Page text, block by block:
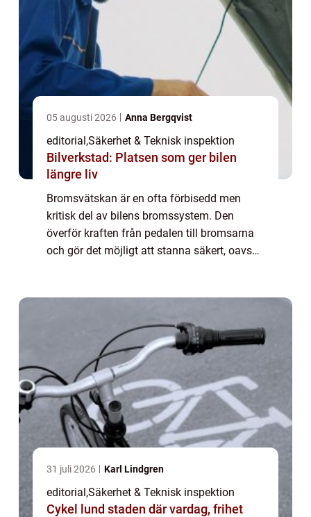
05 augusti 2026 Anna Bergqvist
editorial,Säkerhet & Teknisk inspektion
Bilverkstad: Platsen som ger bilen
längre liv
Bromsvätskan är en ofta förbisedd men
kritisk del av bilens bromssystem. Den
överför kraften från pedalen till bromsarna
och gör det möjligt att stanna säkert, oavsett
31 juli 2026 Karl Lindgren
editorial,Säkerhet & Teknisk inspektion
Cykel lund staden där vardag, frihet